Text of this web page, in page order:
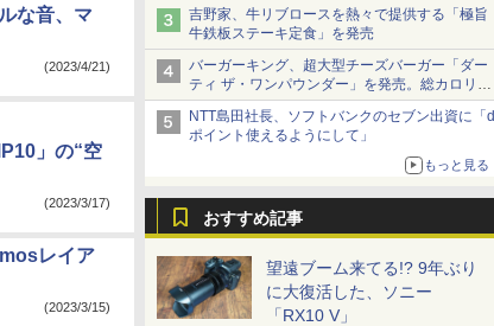
吉野家、牛リブロースを熱々で提供する「極旨
牛鉄板ステーキ定食」を発売
バーガーキング、超大型チーズバーガー「ダー
ティ ザ・ワンパウンダー」を発売。総カロリー
約1656kcal、総重量約527g！
NTT島田社長、ソフトバンクのセブン出資に「d
ポイント使えるようにして」
もっと見る
おすすめ記事
望遠ブーム来てる!? 9年ぶり
に大復活した、ソニー
「RX10 V」
な音、マ
(2023/4/21)
」の“空
(2023/3/17)
レイア
(2023/3/15)